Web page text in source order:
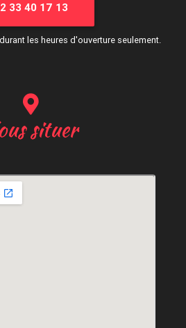
situer
33 40 17 13
les heures d'ouverture seulement.